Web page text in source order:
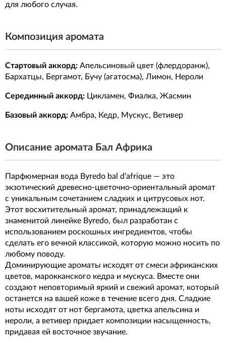
для любого случая.
Композиция аромата
Стартовый аккорд: Апельсиновый цвет (флердоранж),
Бархатцы, Бергамот, Бучу (агатосма), Лимон, Нероли
Серединный аккорд: Цикламен, Фиалка, Жасмин
Базовый аккорд: Амбра, Кедр, Мускус, Ветивер
Описание аромата Бал Африка
Парфюмерная вода Byredo bal d’afrique — это
экзотический древесно-цветочно-ориентальный аромат
с уникальным сочетанием сладких и цитрусовых нот.
Этот восхитительный аромат, принадлежащий к
знаменитой линейке Byredo, был разработан с
использованием роскошных ингредиентов, чтобы
сделать его вечной классикой, которую можно носить по
любому поводу.
Доминирующие ароматы исходят от смеси африканских
цветов, марокканского кедра и мускуса. Вместе они
создают неповторимый яркий и свежий аромат, который
останется на вашей коже в течение всего дня. Сладкие
ноты исходят от нот бергамота, цветка апельсина и
нероли, а ветивер придает композиции насыщенность,
придавая ей восточное звучание.